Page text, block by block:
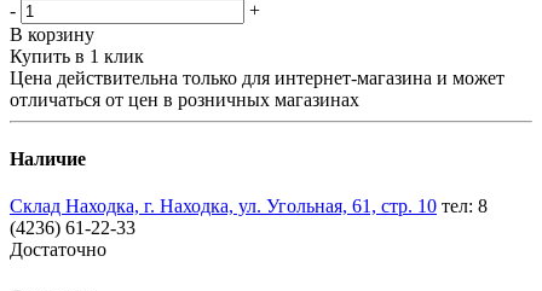
-
+
В корзину
Купить в 1 клик
Цена действительна только для интернет-магазина и может
отличаться от цен в розничных магазинах
Наличие
Склад Находка, г. Находка, ул. Угольная, 61, стр. 10 тел: 8
(4236) 61-22-33
Достаточно